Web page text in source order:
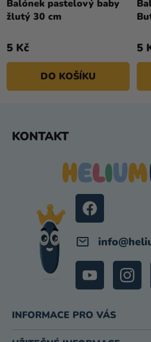
Balónek pastelový baby
žlutý 30 cm
5 Kč
DO KOŠÍKU
5
KONTAKT
info@
INFORMACE PRO VÁS